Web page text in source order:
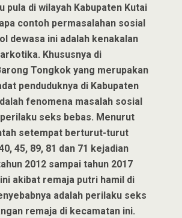
pula di wilayah Kabupaten Kutai
contoh permasalahan sosial
dewasa ini adalah kenakalan
Khususnya di
Tongkok yang merupakan
penduduknya di Kabupaten
fenomena masalah sosial
seks bebas. Menurut
setempat berturut-turut
45, 89, 81 dan 71 kejadian
2012 sampai tahun 2017
akibat remaja putri hamil di
adalah perilaku seks
remaja di kecamatan ini.